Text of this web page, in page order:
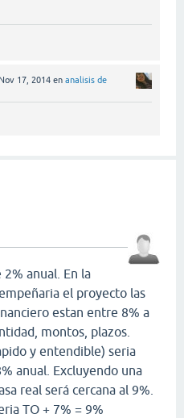
Nov 17, 2014 en analisis de
anual. En la
el proyecto las
estan entre 8% a
montos, plazos.
y entendible) seria
anual. Excluyendo una
real será cercana al 9%.
TO + 7% = 9%